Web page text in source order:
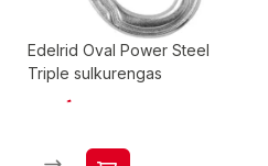
Edelrid Oval Power Steel
Triple sulkurengas